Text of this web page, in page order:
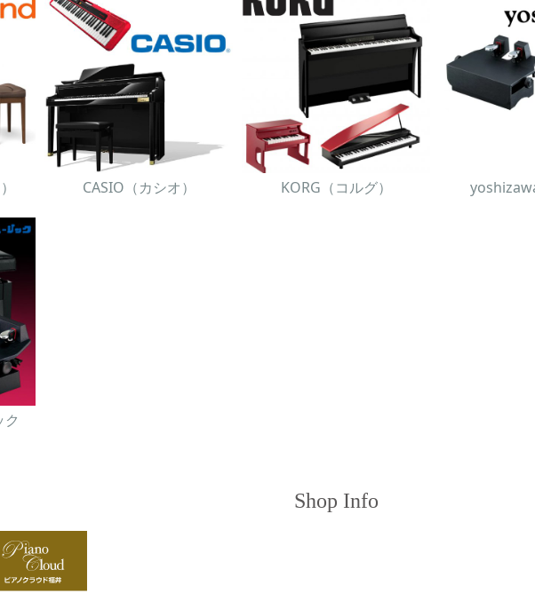
CASIO（カシオ） KORG（コルグ）
Shop Info